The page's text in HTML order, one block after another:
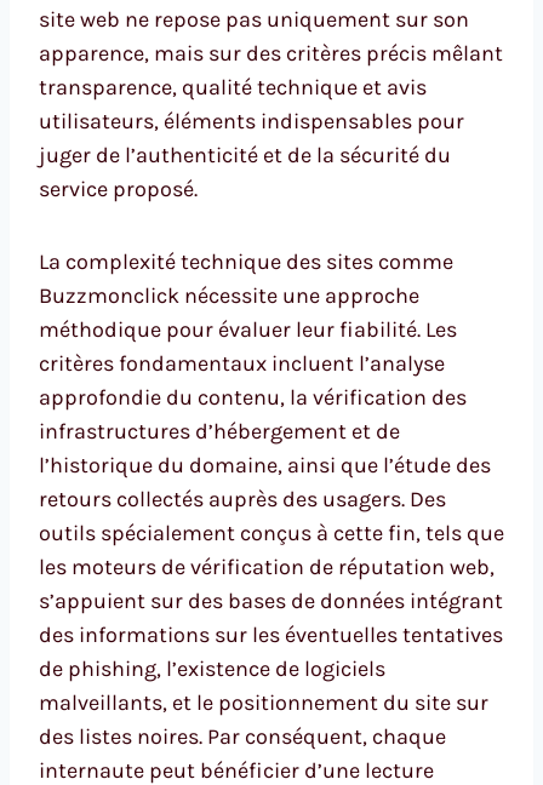
site web ne repose pas uniquement sur son
apparence, mais sur des critères précis mêlant
transparence, qualité technique et avis
utilisateurs, éléments indispensables pour
juger de l’authenticité et de la sécurité du
service proposé.
La complexité technique des sites comme
Buzzmonclick nécessite une approche
méthodique pour évaluer leur fiabilité. Les
critères fondamentaux incluent l’analyse
approfondie du contenu, la vérification des
infrastructures d’hébergement et de
l’historique du domaine, ainsi que l’étude des
retours collectés auprès des usagers. Des
outils spécialement conçus à cette fin, tels que
les moteurs de vérification de réputation web,
s’appuient sur des bases de données intégrant
des informations sur les éventuelles tentatives
de phishing, l’existence de logiciels
malveillants, et le positionnement du site sur
des listes noires. Par conséquent, chaque
internaute peut bénéficier d’une lecture